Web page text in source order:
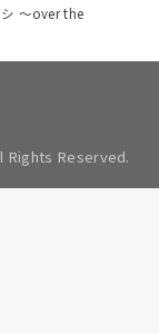
〜over the
Rights Reserved.